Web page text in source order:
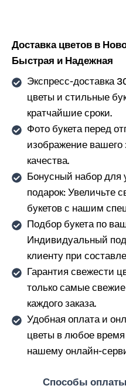
Доставка цветов в
Быстрая и Надежная
Экспресс-доставка
цветы и стильные
кратчайшие сроки.
Фото букета перед
изображение вашего
качества.
Бонусный набор для
подарок: Увеличьте
букетов с нашим
Подбор букета по
Индивидуальный
клиенту при
Гарантия свежести
только самые
каждого заказа.
Удобная оплата и
цветы в любое время
нашему онлайн-
Способы оплаты